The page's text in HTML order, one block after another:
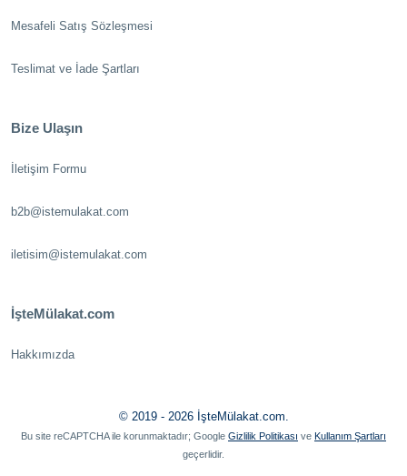
Mesafeli Satış Sözleşmesi
Teslimat ve İade Şartları
Bize Ulaşın
İletişim Formu
b2b@istemulakat.com
iletisim@istemulakat.com
İşteMülakat.com
Hakkımızda
© 2019 - 2026 İşteMülakat.com.
Bu site reCAPTCHA ile korunmaktadır; Google Gizlilik Politikası ve Kullanım Şartları
geçerlidir.